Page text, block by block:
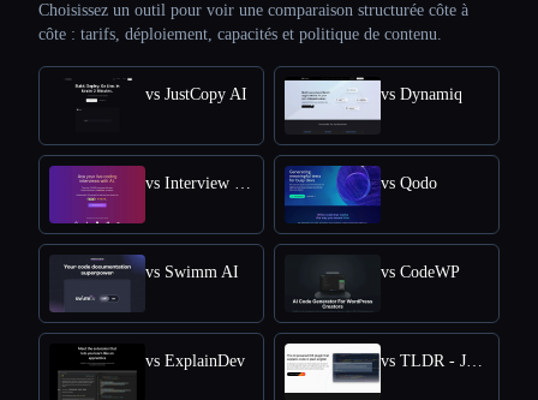
Choisissez un outil pour voir une comparaison structurée côte à
côte : tarifs, déploiement, capacités et politique de contenu.
vs JustCopy AI vs Dynamiq
vs Interview Solver vs Qodo
vs Swimm AI vs CodeWP
vs ExplainDev vs TLDR - Jetbrains IDE Plugin